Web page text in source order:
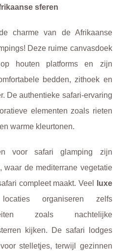
sferen
charme van de Afrikaanse
Deze ruime canvasdoek
op houten platforms en zijn
bedden, zithoek en
De authentieke safari-ervaring
elementen zoals rieten
warme kleurtonen.
voor safari glamping zijn
waar de mediterrane vegetatie
compleet maakt. Veel
luxe
organiseren zelfs
zoals nachtelijke
kijken. De safari lodges
stelletjes, terwijl gezinnen